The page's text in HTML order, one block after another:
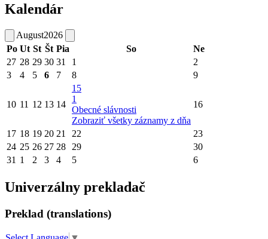
Kalendár
August2026
Po Ut St Št Pia So
Ne
27 28 29 30 31 1
2
3
4 5 6 7 8 9
10 11 12 13 14
15
1
Obecné slávnosti
Zobraziť všetky záznamy z dňa
16
17 18 19 20 21 22
23
24 25 26 27 28 29
30
31 1 2 3 4 5 6
Univerzálny prekladač
Preklad (translations)